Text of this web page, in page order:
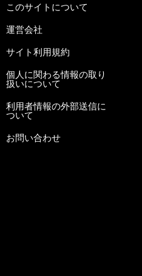
このサイトについて
運営会社
サイト利用規約
個人に関わる情報の取り
扱いについて
利用者情報の外部送信に
ついて
お問い合わせ